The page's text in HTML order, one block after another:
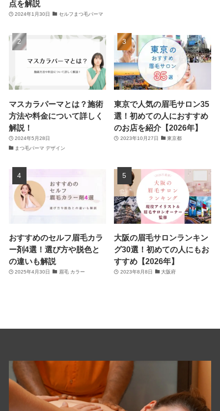
点を解説
2024年1月30日 セルフまつ毛パーマ
マスカラパーマとは？施術
方法や料金について詳しく
解説！
2024年5月28日
まつ毛パーマ デザイン
東京で人気の眉毛サロン35
選！初めての人におすすめ
のお店を紹介【2026年】
2023年10月27日 東京都
おすすめのセルフ眉毛カラ
ー剤4選！選び方や脱色と
の違いも解説
2025年4月30日 眉毛 カラー
大阪の眉毛サロンランキン
グ30選！初めての人にもお
すすめ【2026年】
2023年8月8日 大阪府